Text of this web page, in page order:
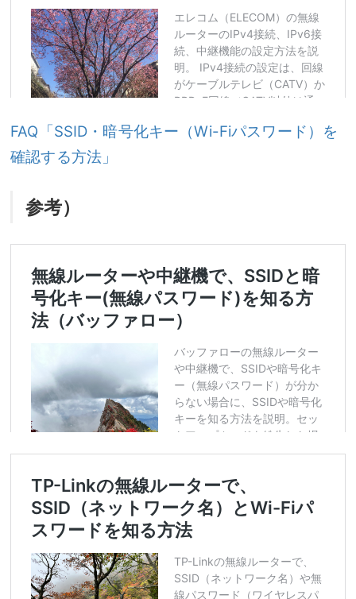
FAQ「SSID・暗号化キー（Wi-Fiパスワード）を
確認する方法」
参考）